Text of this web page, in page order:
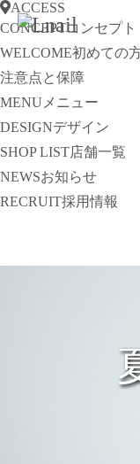
ACCESS
CONCEPTコンセプト
WELCOME初めての
注意点と保障
MENU メニュー
DESIGNデザイン
SHOP LIST店舗一覧
NEWSお知らせ
RECRUIT採用情報